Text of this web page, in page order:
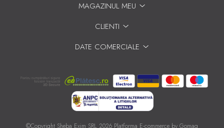
MAGAZINUL MEU
CLIENTI
DATE COMERCIALE
©Copyright Sheba Exim SRL 2026 Platforma E-commerce by Gomag